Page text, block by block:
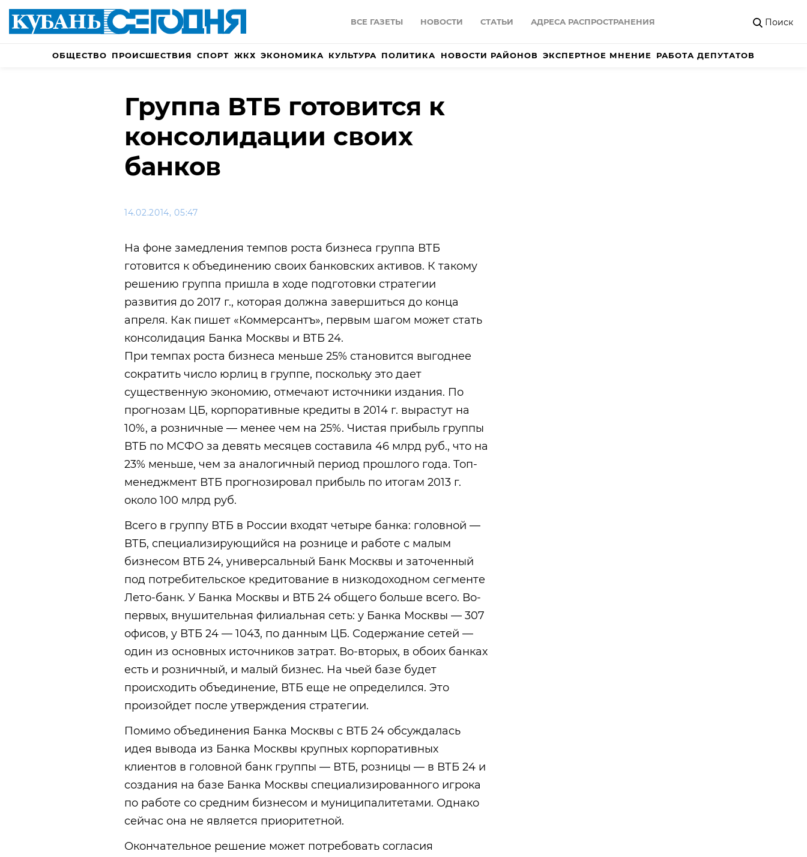
ВСЕ ГАЗЕТЫ НОВОСТИ СТАТЬИ АДРЕСА РАСПРОСТРАНЕНИЯ Поиск
ОБЩЕСТВО ПРОИСШЕСТВИЯ СПОРТ ЖКХ ЭКОНОМИКА КУЛЬТУРА ПОЛИТИКА НОВОСТИ РАЙОНОВ ЭКСПЕРТНОЕ МНЕНИЕ РАБОТА ДЕПУТАТОВ
Группа ВТБ готовится к
консолидации своих
банков
14.02.2014, 05:47
На фоне замедления темпов роста бизнеса группа ВТБ
готовится к объединению своих банковских активов. К такому
решению группа пришла в ходе подготовки стратегии
развития до 2017 г., которая должна завершиться до конца
апреля. Как пишет «Коммерсантъ», первым шагом может стать
консолидация Банка Москвы и ВТБ 24.
При темпах роста бизнеса меньше 25% становится выгоднее
сократить число юрлиц в группе, поскольку это дает
существенную экономию, отмечают источники издания. По
прогнозам ЦБ, корпоративные кредиты в 2014 г. вырастут на
10%, а розничные — менее чем на 25%. Чистая прибыль группы
ВТБ по МСФО за девять месяцев составила 46 млрд руб., что на
23% меньше, чем за аналогичный период прошлого года. Топ-
менеджмент ВТБ прогнозировал прибыль по итогам 2013 г.
около 100 млрд руб.
Всего в группу ВТБ в России входят четыре банка: головной —
ВТБ, специализирующийся на рознице и работе с малым
бизнесом ВТБ 24, универсальный Банк Москвы и заточенный
под потребительское кредитование в низкодоходном сегменте
Лето-банк. У Банка Москвы и ВТБ 24 общего больше всего. Во-
первых, внушительная филиальная сеть: у Банка Москвы — 307
офисов, у ВТБ 24 — 1043, по данным ЦБ. Содержание сетей —
один из основных источников затрат. Во-вторых, в обоих банках
есть и розничный, и малый бизнес. На чьей базе будет
происходить объединение, ВТБ еще не определился. Это
произойдет после утверждения стратегии.
Помимо объединения Банка Москвы с ВТБ 24 обсуждалась
идея вывода из Банка Москвы крупных корпоративных
клиентов в головной банк группы — ВТБ, розницы — в ВТБ 24 и
создания на базе Банка Москвы специализированного игрока
по работе со средним бизнесом и муниципалитетами. Однако
сейчас она не является приоритетной.
Окончательное решение может потребовать согласия